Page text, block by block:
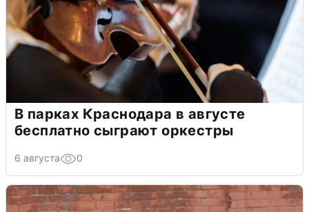
В парках Краснодара в августе
бесплатно сыграют оркестры
6 августа 0